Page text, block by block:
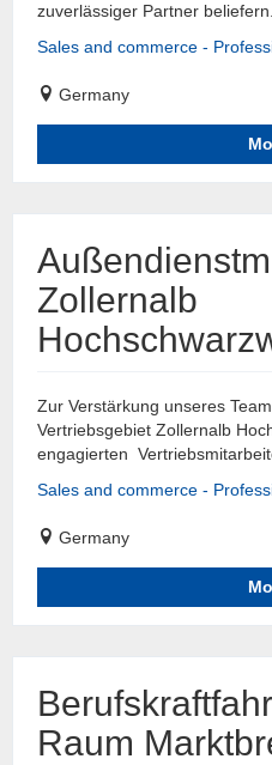
zuverlässiger Partner
Sales and commerce -
Germany
Zollernalb
Zur Verstärkung unseres
Vertriebsgebiet Zollernalb
engagierten
Sales and commerce -
Germany
Raum